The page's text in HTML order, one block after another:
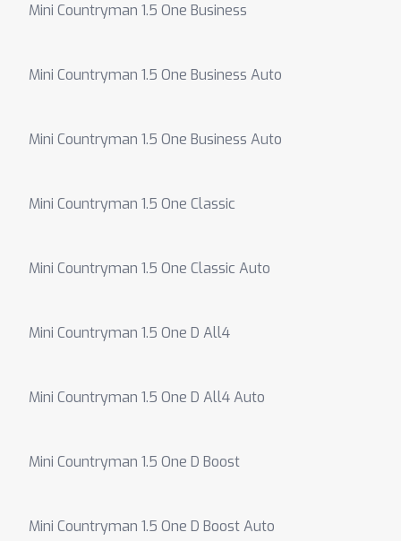
Mini Countryman 1.5 One Business
Mini Countryman 1.5 One Business Auto
Mini Countryman 1.5 One Business Auto
Mini Countryman 1.5 One Classic
Mini Countryman 1.5 One Classic Auto
Mini Countryman 1.5 One D All4
Mini Countryman 1.5 One D All4 Auto
Mini Countryman 1.5 One D Boost
Mini Countryman 1.5 One D Boost Auto